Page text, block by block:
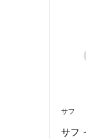
サフ
サフ